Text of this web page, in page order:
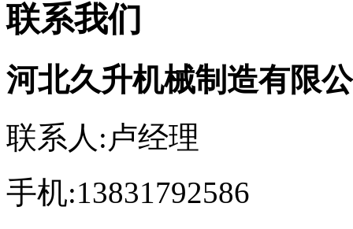
联系我们
河北久升机械制造有限
联系人:卢经理
手机:13831792586